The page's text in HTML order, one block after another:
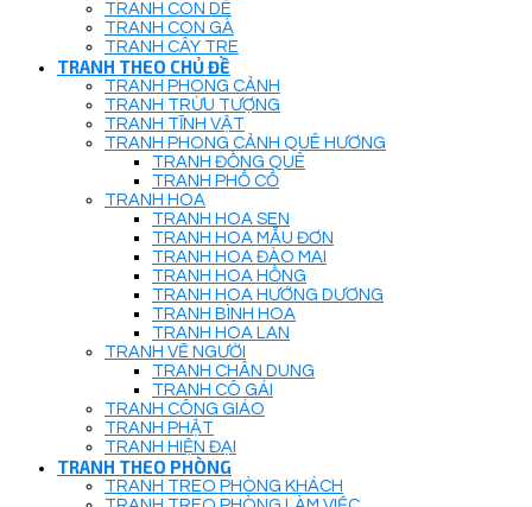
TRANH CON DÊ
TRANH CON GÀ
TRANH CÂY TRE
TRANH THEO CHỦ ĐỀ
TRANH PHONG CẢNH
TRANH TRỪU TƯỢNG
TRANH TĨNH VẬT
TRANH PHONG CẢNH QUÊ HƯƠNG
TRANH ĐỒNG QUÊ
TRANH PHỐ CỔ
TRANH HOA
TRANH HOA SEN
TRANH HOA MẪU ĐƠN
TRANH HOA ĐÀO MAI
TRANH HOA HỒNG
TRANH HOA HƯỚNG DƯƠNG
TRANH BÌNH HOA
TRANH HOA LAN
TRANH VẼ NGƯỜI
TRANH CHÂN DUNG
TRANH CÔ GÁI
TRANH CÔNG GIÁO
TRANH PHẬT
TRANH HIỆN ĐẠI
TRANH THEO PHÒNG
TRANH TREO PHÒNG KHÁCH